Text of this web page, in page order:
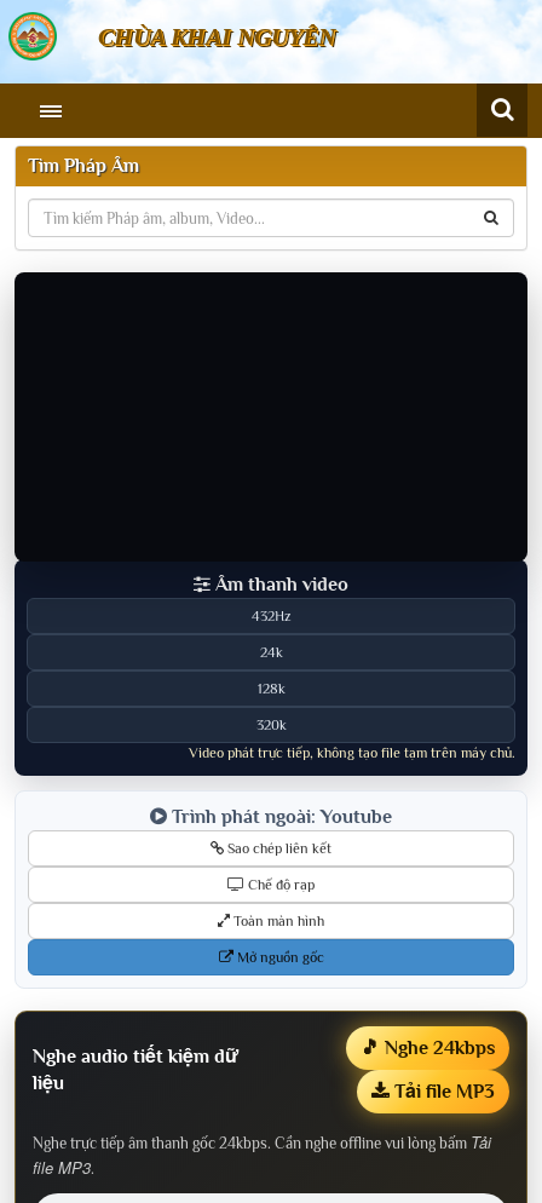
CHÙA KHAI NGUYÊN
Tìm Pháp Âm
Âm thanh video
432Hz
24k
128k
320k
Video phát trực tiếp, không tạo file tạm trên máy chủ.
Trình phát ngoài: Youtube
Sao chép liên kết
Chế độ rạp
Toàn màn hình
Mở nguồn gốc
Nghe audio tiết kiệm dữ
liệu
🎵 Nghe 24kbps
Tải file MP3
Nghe trực tiếp âm thanh gốc 24kbps. Cần nghe offline vui lòng bấm Tải
file MP3.